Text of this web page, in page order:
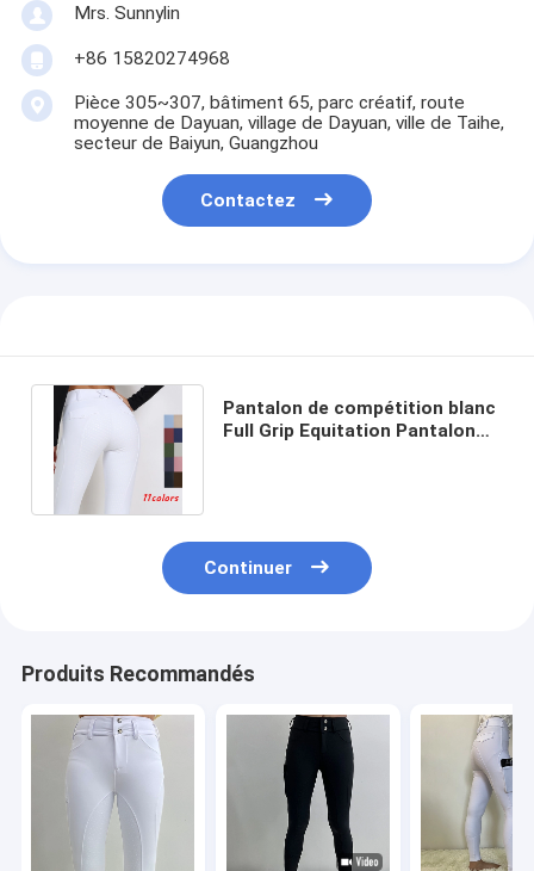
Mrs. Sunnylin
+86 15820274968
Pièce 305~307, bâtiment 65, parc créatif, route
moyenne de Dayuan, village de Dayuan, ville de Taihe,
secteur de Baiyun, Guangzhou
Contactez
Pantalon de compétition blanc
Full Grip Equitation Pantalon
Continuer
Produits Recommandés